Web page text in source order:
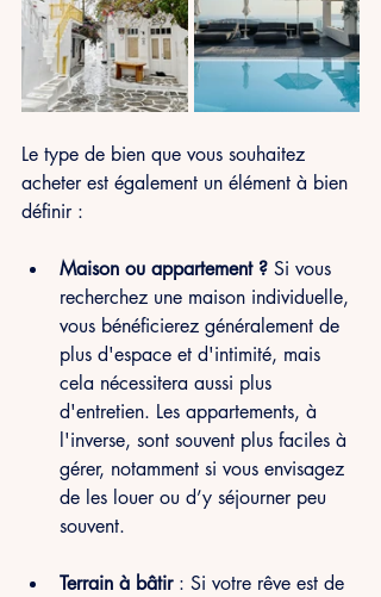
Le type de bien que vous souhaitez
acheter est également un élément à bien
définir :
Maison ou appartement ? Si vous
recherchez une maison individuelle,
vous bénéficierez généralement de
plus d'espace et d'intimité, mais
cela nécessitera aussi plus
d'entretien. Les appartements, à
l'inverse, sont souvent plus faciles à
gérer, notamment si vous envisagez
de les louer ou d’y séjourner peu
souvent.
Terrain à bâtir : Si votre rêve est de